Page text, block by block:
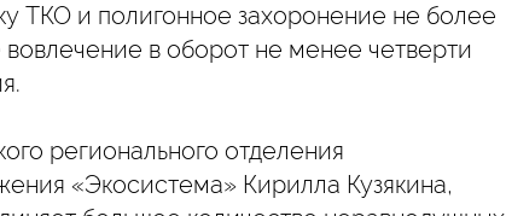
ТКО и полигонное захоронение не более
в оборот не менее четверти
регионального отделения
«Экосистема» Кирилла Кузякина,